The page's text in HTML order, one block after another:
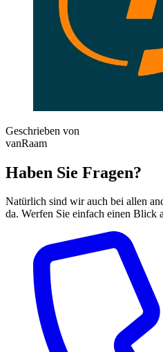
Geschrieben von
vanRaam
Haben Sie Fragen?
Natürlich sind wir auch bei allen
da. Werfen Sie einfach einen Blick